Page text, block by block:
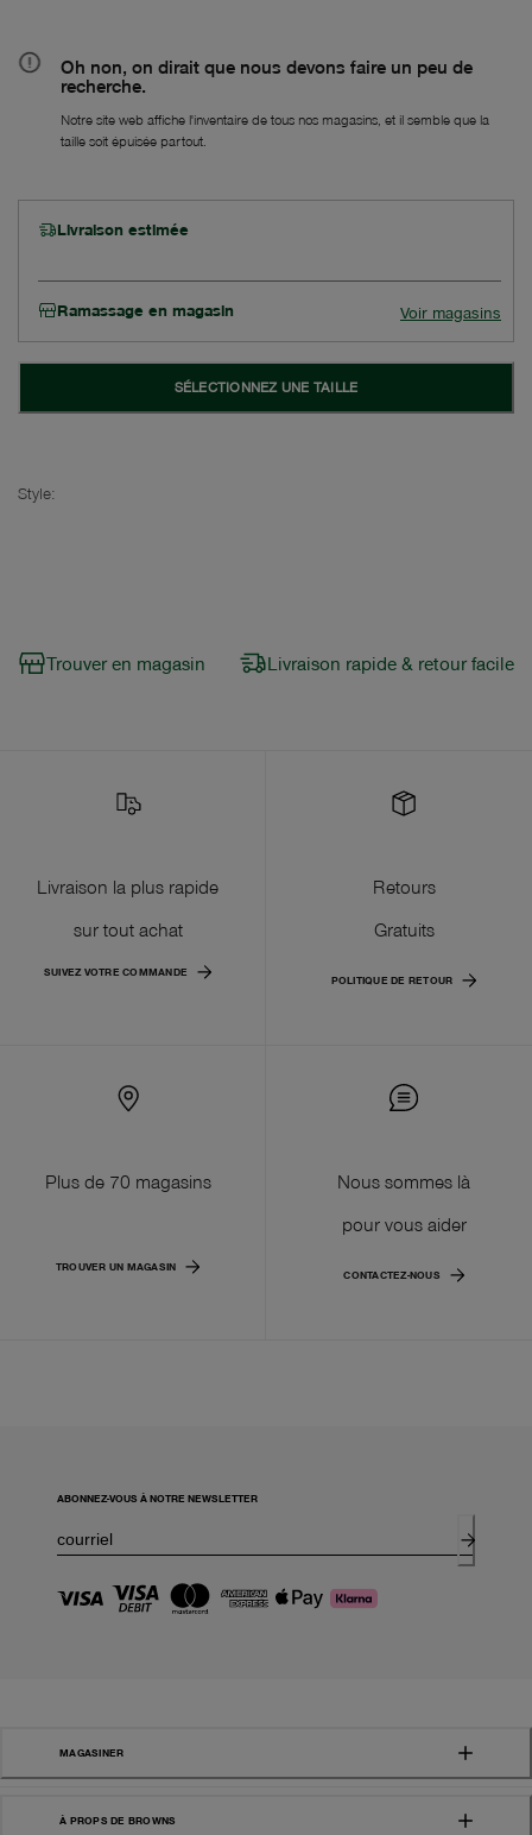
Oh non, on dirait que nous devons faire un peu de
recherche.
Notre site web affiche l'inventaire de tous nos magasins, et il semble que la
taille soit épuisée partout.
Livraison estimée
Ramassage en magasin Voir magasins
SÉLECTIONNEZ UNE TAILLE
Style:
Trouver en magasin Livraison rapide & retour facile
Livraison la plus rapide
sur tout achat
SUIVEZ VOTRE COMMANDE
Retours
Gratuits
POLITIQUE DE RETOUR
Plus de 70 magasins
TROUVER UN MAGASIN
Nous sommes là
pour vous aider
CONTACTEZ-NOUS
ABONNEZ-VOUS À NOTRE NEWSLETTER
MAGASINER
À PROPS DE BROWNS